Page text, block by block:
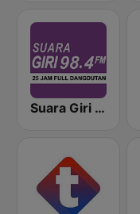
Suara Giri 98.4 FM